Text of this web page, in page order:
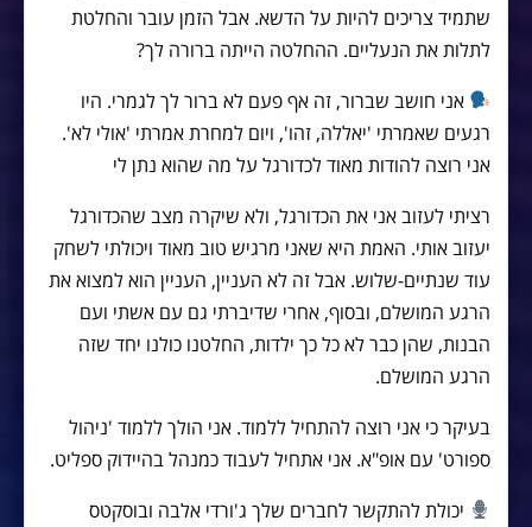
שתמיד צריכים להיות על הדשא. אבל הזמן עובר והחלטת
לתלות את הנעליים. ההחלטה הייתה ברורה לך?
אני חושב שברור, זה אף פעם לא ברור לך לגמרי. היו
רגעים שאמרתי 'יאללה, זהו', ויום למחרת אמרתי 'אולי לא'.
אני רוצה להודות מאוד לכדורגל על מה שהוא נתן לי
רציתי לעזוב אני את הכדורגל, ולא שיקרה מצב שהכדורגל
יעזוב אותי. האמת היא שאני מרגיש טוב מאוד ויכולתי לשחק
עוד שנתיים-שלוש. אבל זה לא העניין, העניין הוא למצוא את
הרגע המושלם, ובסוף, אחרי שדיברתי גם עם אשתי ועם
הבנות, שהן כבר לא כל כך ילדות, החלטנו כולנו יחד שזה
הרגע המושלם.
בעיקר כי אני רוצה להתחיל ללמוד. אני הולך ללמוד 'ניהול
ספורט' עם אופ"א. אני אתחיל לעבוד כמנהל בהיידוק ספליט.
יכולת להתקשר לחברים שלך ג'ורדי אלבה ובוסקטס